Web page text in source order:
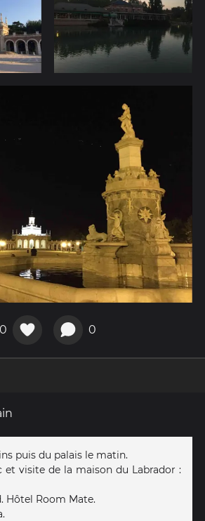
0 0
puis du palais le matin.
et visite de la maison du Labrador :
Hôtel Room Mate.